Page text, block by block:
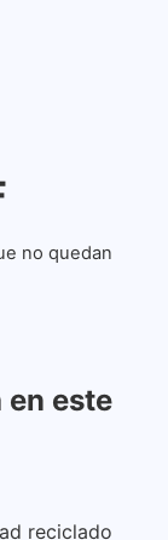
no quedan
en este
reciclado